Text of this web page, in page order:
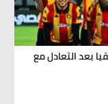
بعد التعادل مع